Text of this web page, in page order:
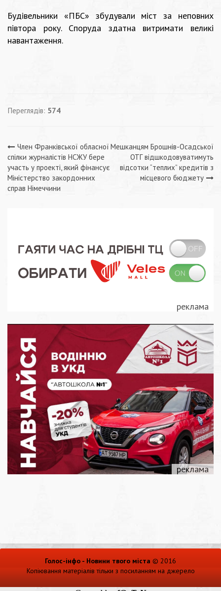
Будівельники «ПБС» збудували міст за неповних
півтора року. Споруда здатна витримати великі
навантаження.
Переглядів: 574
Навігація
записів
Член Франківської обласної
спілки журналістів НСЖУ бере
участь у проекті, який фінансує
Міністерство закордонних
справ Німеччини
Мешканцям Брошнів-Осадської
ОТГ відшкодовуватимуть
відсотки “теплих” кредитів з
місцевого бюджету
Голос-інфо - Новини твого міста © 2016
Копіювання матеріалів тільки з посиланням на джерело